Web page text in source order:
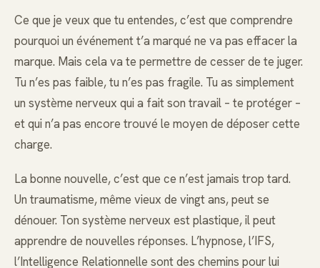
Ce que je veux que tu entendes, c’est que comprendre
pourquoi un événement t’a marqué ne va pas effacer la
marque. Mais cela va te permettre de cesser de te juger.
Tu n’es pas faible, tu n’es pas fragile. Tu as simplement
un système nerveux qui a fait son travail – te protéger –
et qui n’a pas encore trouvé le moyen de déposer cette
charge.
La bonne nouvelle, c’est que ce n’est jamais trop tard.
Un traumatisme, même vieux de vingt ans, peut se
dénouer. Ton système nerveux est plastique, il peut
apprendre de nouvelles réponses. L’hypnose, l’IFS,
l’Intelligence Relationnelle sont des chemins pour lui